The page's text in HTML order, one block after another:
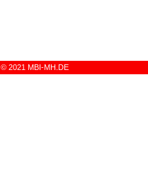
© 2021 MBI-MH.DE